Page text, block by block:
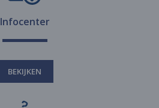
Infocenter
BEKIJKEN